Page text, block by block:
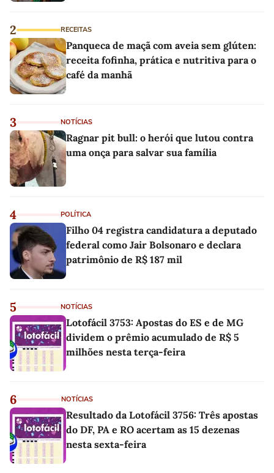
2 RECEITAS
Panqueca de maçã com aveia sem glúten:
receita fofinha, prática e nutritiva para o
café da manhã
3 NOTÍCIAS
Ragnar pit bull: o herói que lutou contra
uma onça para salvar sua família
4 POLÍTICA
Filho 04 registra candidatura a deputado
federal como Jair Bolsonaro e declara
patrimônio de R$ 187 mil
5 NOTÍCIAS
Lotofácil 3753: Apostas do ES e de MG
dividem o prêmio acumulado de R$ 5
milhões nesta terça-feira
6 NOTÍCIAS
Resultado da Lotofácil 3756: Três apostas
do DF, PA e RO acertam as 15 dezenas
nesta sexta-feira